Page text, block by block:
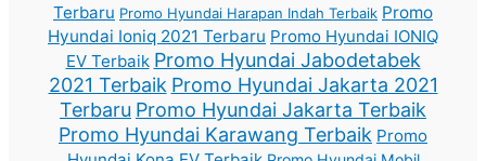
Terbaru Promo Hyundai Harapan Indah Terbaik Promo
Hyundai Ioniq 2021 Terbaru Promo Hyundai IONIQ
EV Terbaik Promo Hyundai Jabodetabek
2021 Terbaik Promo Hyundai Jakarta 2021
Terbaru Promo Hyundai Jakarta Terbaik
Promo Hyundai Karawang Terbaik Promo